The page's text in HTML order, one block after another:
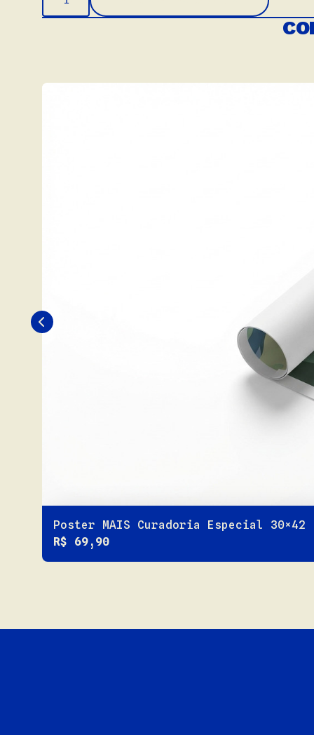
Poster MAIS Curadoria Especial 30×42
R$ 69,90